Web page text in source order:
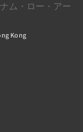
ナム・ロー・アー
Kong